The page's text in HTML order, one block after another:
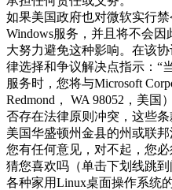
如果美国政府也对微软实行
Windows服务，并且将不会
大努力避免这种影响。在该
律选择和争议解决点指示：“
服务时，您将与Microsoft
Redmond， WA 98052，美
否存在法律原则冲突，这些
美国华盛顿州金县的州或联
您有任何意见，对不起，您
猜您喜欢吗（单击下划线跳
各种家用Linux桌面操作系统